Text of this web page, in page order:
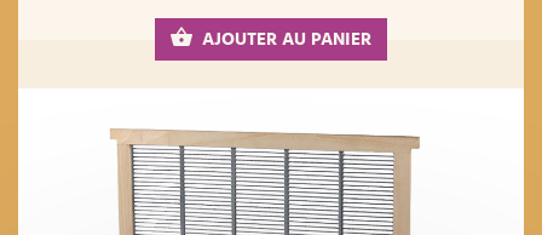
AJOUTER AU PANIER